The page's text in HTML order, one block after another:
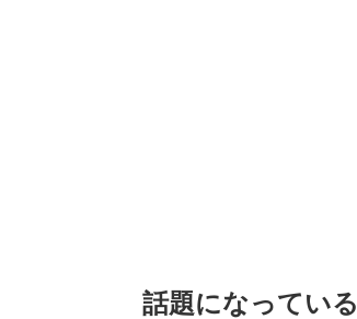
話題になってい